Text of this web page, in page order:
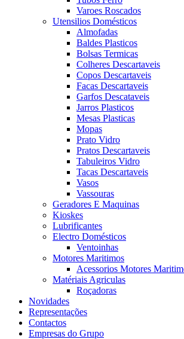
Varoes Roscados
Utensilios Domésticos
Almofadas
Baldes Plasticos
Bolsas Termicas
Colheres Descartaveis
Copos Descartaveis
Facas Descartaveis
Garfos Descataveis
Jarros Plasticos
Mesas Plasticas
Mopas
Prato Vidro
Pratos Descartaveis
Tabuleiros Vidro
Tacas Descartaveis
Vasos
Vassouras
Geradores E Maquinas
Kioskes
Lubrificantes
Electro Domésticos
Ventoinhas
Motores Maritimos
Acessorios Motores
Matériais Agriculas
Roçadoras
Novidades
Representações
Contactos
Empresas do Grupo